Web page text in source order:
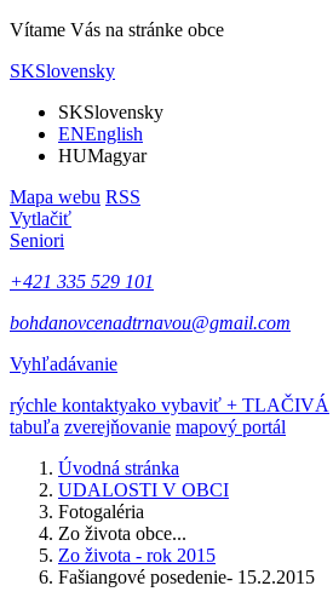
Vítame Vás na stránke obce
SKSlovensky
SKSlovensky
ENEnglish
HUMagyar
Mapa webu RSS
Vytlačiť
Seniori
+421 335 529 101
bohdanovcenadtrnavou@gmail.com
Vyhľadávanie
rýchle kontaktyako vybaviť + TLAČIVÁ
tabuľa zverejňovanie mapový portál
Úvodná stránka
UDALOSTI V OBCI
Fotogaléria
Zo života obce...
Zo života - rok 2015
Fašiangové posedenie- 15.2.2015